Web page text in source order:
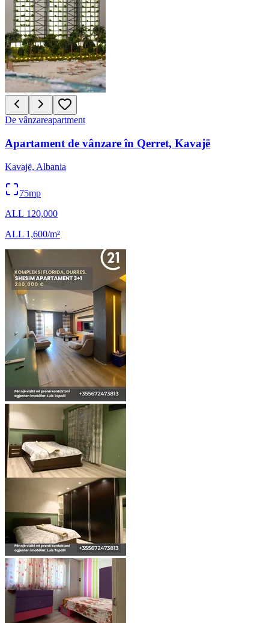
De vânzareapartment
Apartament de vânzare în Qerret, Kavajë
Kavajë, Albania
75mp
ALL 120,000
ALL 1,600/m²